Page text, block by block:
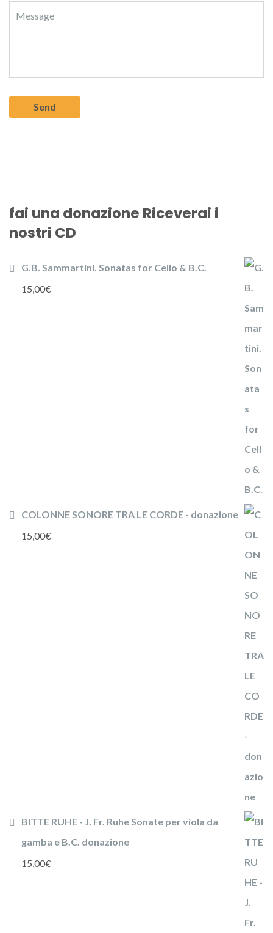
fai una donazione Riceverai i
nostri CD
G.B. Sammartini. Sonatas for Cello & B.C.
15,00€
COLONNE SONORE TRA LE CORDE - donazione
15,00€
BITTE RUHE - J. Fr. Ruhe Sonate per viola da
gamba e B.C. donazione
15,00€